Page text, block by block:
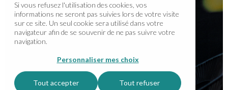
Si vous refusez l'utilisation des cookies, vos
informations ne seront pas suivies lors de votre visite
sur ce site. Un seul cookie sera utilisé dans votre
navigateur afin de se souvenir de ne pas suivre votre
navigation.
Personnaliser mes choix
Tout accepter Tout refuser